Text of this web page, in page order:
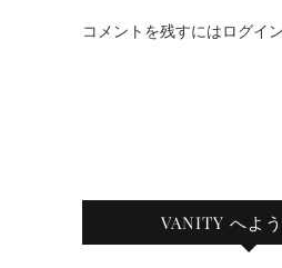
コメントを残すにはログイ
VANITY へよ